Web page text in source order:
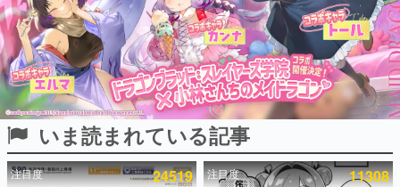
アプリセール情報
インタビュー
連載・特集一覧
殿堂入り記事
SNS拡散数が数千以上！ ページビュー数万以上！ などな
ど。多くの人々に読まれた、電ファミ渾身の“殿堂入り”記
事をまとめました。
いま読まれている記事
注目度 24519 注目度 11308